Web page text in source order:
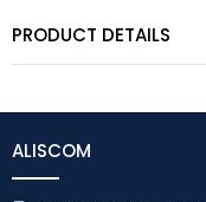
PRODUCT DETAILS
ALISCOM